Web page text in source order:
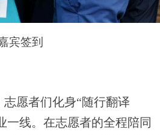
宾签到
愿者们化身“随行翻译
一线。在志愿者的全程陪同